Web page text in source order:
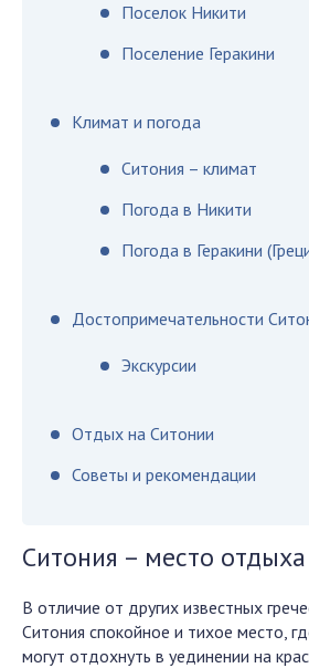
Поселок Никити
Поселение Геракини
Климат и погода
Ситония – климат
Погода в Никити
Погода в Геракини
Достопримечательности
Экскурсии
Отдых на Ситонии
Советы и рекомендации
Ситония – место отдыха
В отличие от других известных
Ситония спокойное и тихое место,
могут отдохнуть в уединении на